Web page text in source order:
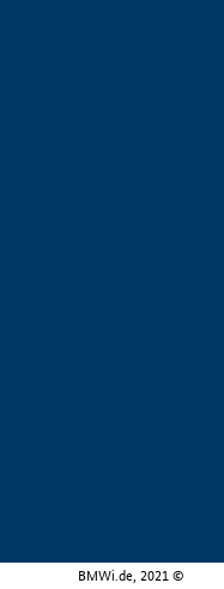
BMWi.de, 2021 ©